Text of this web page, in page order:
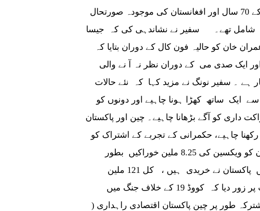
پاکستان اور چین کے سفارتی تعلقات کے 70 سال اور افغانستان کی موجودہ صورتحال
شامل تھے۔ سفیر نے نشاندہی کی کہ جیسا
خان کو حالیہ فون کال کے دوران بتایا کہ
ایک صدی می کے دوران نظر نہ آ نے والی
ہے ۔ سفیر نونگ نے مزید کہا کہ نئے حالات
ایک ساتھ کھڑا ہونا چاہیے اور دونوں کو
داری کو آگے بڑھانا چاہیے۔ چین اور پاکستان
چاہیے، حکمرانی کے تجربے کے اشتراک کو
بڑھانا چاہیے۔ اب تک، چین نے پاکستان کو ویکسین کی 8.25 ملین خوراکیں بطور
تحفہ دی ہیں اور 113 ملین خوراکیں پاکستان نے خریدی ہیں ، کل 121 ملین
خوراکیں ہیں۔ سفیر نونگ نے اس بات پر زور دیا کہ کووڈ 19 کے خلاف جنگ میں
طور پر چین پاکستان اقتصادی راہداری (